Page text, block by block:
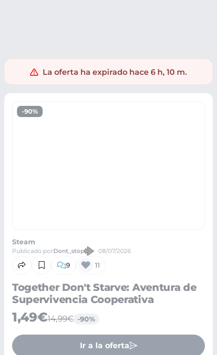
La oferta ha expirado hace 6 h, 10 m.
-90%
Steam
Publicado porDont_stop 08/07/2026
9 11
Together Don't Starve: Aventura de
Supervivencia Cooperativa
1,49€14,99€ -90%
Ir a la oferta